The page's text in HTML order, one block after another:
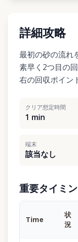
詳細攻略
最初の砂の流れ
素早く2つ目の
右の回収ポイン
クリア想定時間
1 min
端末
該当なし
重要タイミ
Time
状
況